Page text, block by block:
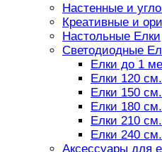
Настенные и
Креативные и
Настольные Елки
Светодиодные
Елки до 1
Елки 120 см.
Елки 150 см.
Елки 180 см.
Елки 210 см.
Елки 240 см.
Аксессуары для